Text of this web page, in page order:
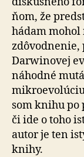
ňom, že
hádam
zdôvodnenie,
Darwinovej
náhodné
som knihu po
či ide o toho
autor je ten
knihy.